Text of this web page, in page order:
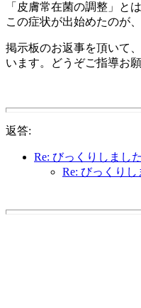
「皮膚常在菌の調整」と
この症状が出始めたのが
掲示板のお返事を頂いて
います。どうぞご指導お
返答:
Re: びっくりしました
Re: びっくりし